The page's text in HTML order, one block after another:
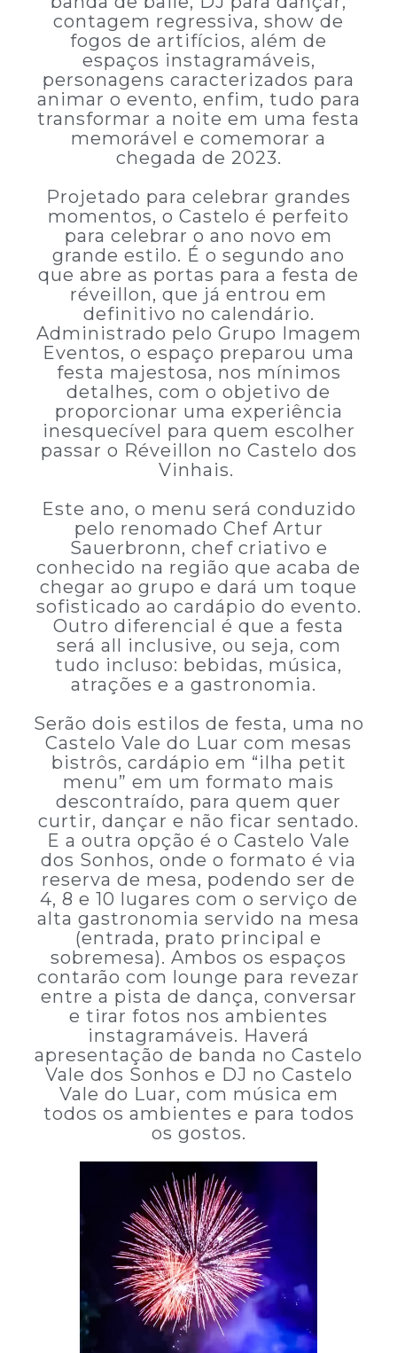
contagem regressiva, show de
fogos de artifícios, além de
espaços instagramáveis,
personagens caracterizados para
animar o evento, enfim, tudo para
transformar a noite em uma festa
memorável e comemorar a
chegada de 2023.
Projetado para celebrar grandes
momentos, o Castelo é perfeito
para celebrar o ano novo em
grande estilo. É o segundo ano
que abre as portas para a festa de
réveillon, que já entrou em
definitivo no calendário.
Administrado pelo Grupo Imagem
Eventos, o espaço preparou uma
festa majestosa, nos mínimos
detalhes, com o objetivo de
proporcionar uma experiência
inesquecível para quem escolher
passar o Réveillon no Castelo dos
Vinhais.
Este ano, o menu será conduzido
pelo renomado Chef Artur
Sauerbronn, chef criativo e
conhecido na região que acaba de
chegar ao grupo e dará um toque
sofisticado ao cardápio do evento.
Outro diferencial é que a festa
será all inclusive, ou seja, com
tudo incluso: bebidas, música,
atrações e a gastronomia.
Serão dois estilos de festa, uma no
Castelo Vale do Luar com mesas
bistrôs, cardápio em “ilha petit
menu” em um formato mais
descontraído, para quem quer
curtir, dançar e não ficar sentado.
E a outra opção é o Castelo Vale
dos Sonhos, onde o formato é via
reserva de mesa, podendo ser de
4, 8 e 10 lugares com o serviço de
alta gastronomia servido na mesa
(entrada, prato principal e
sobremesa). Ambos os espaços
contarão com lounge para revezar
entre a pista de dança, conversar
e tirar fotos nos ambientes
instagramáveis. Haverá
apresentação de banda no Castelo
Vale dos Sonhos e DJ no Castelo
Vale do Luar, com música em
todos os ambientes e para todos
os gostos.